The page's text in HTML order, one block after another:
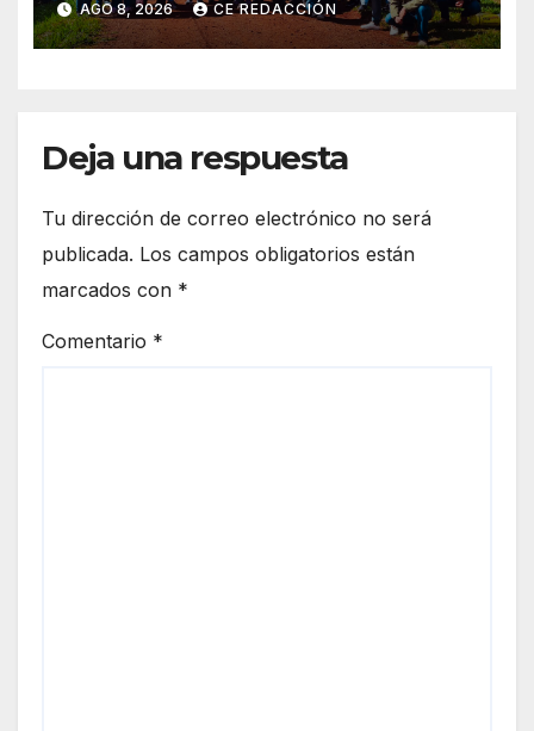
incorporan la floricultura en
siete municipios
AGO 8, 2026 CE REDACCIÓN
Deja una respuesta
Tu dirección de correo electrónico no será
publicada. Los campos obligatorios están
marcados con *
Comentario *